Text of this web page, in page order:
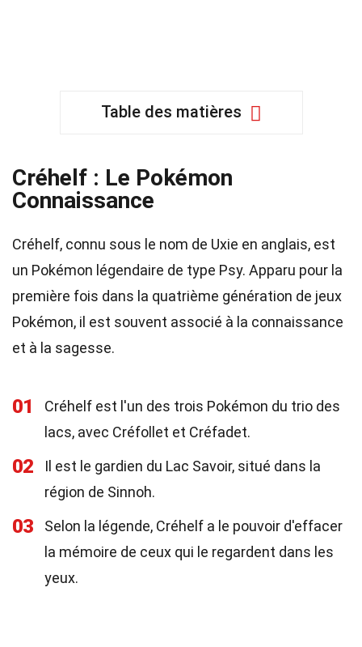
Table des matières
Créhelf : Le Pokémon
Connaissance
Créhelf, connu sous le nom de Uxie en anglais, est
un Pokémon légendaire de type Psy. Apparu pour la
première fois dans la quatrième génération de jeux
Pokémon, il est souvent associé à la connaissance
et à la sagesse.
01
Créhelf est l'un des trois Pokémon du trio des
lacs, avec Créfollet et Créfadet.
02
Il est le gardien du Lac Savoir, situé dans la
région de Sinnoh.
03
Selon la légende, Créhelf a le pouvoir d'effacer
la mémoire de ceux qui le regardent dans les
yeux.